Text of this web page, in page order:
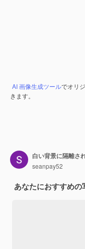
AI 画像生成ツールでオリ
きます。
白い背景に隔離さ
seanpay52
あなたにおすすめの